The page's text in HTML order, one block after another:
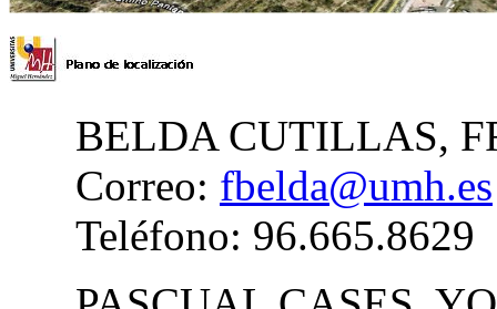
BELDA CUTILLAS,
Correo: fbelda@umh.es
Teléfono: 96.665.8629